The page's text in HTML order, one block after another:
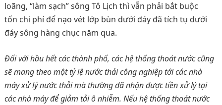
loãng, “làm sạch” sông Tô Lịch thì vẫn phải bắt buộc
tốn chi phí để nạo vét lớp bùn dưới đáy đã tích tụ dưới
đáy sông hàng chục năm qua.
Đối với hầu hết các thành phố, các hệ thống thoát nước cũng
sẽ mang theo một tỷ lệ nước thải công nghiệp tới các nhà
máy xử lý nước thải mà thường đã nhận được tiền xử lý tại
các nhà máy để giảm tải ô nhiễm. Nếu hệ thống thoát nước